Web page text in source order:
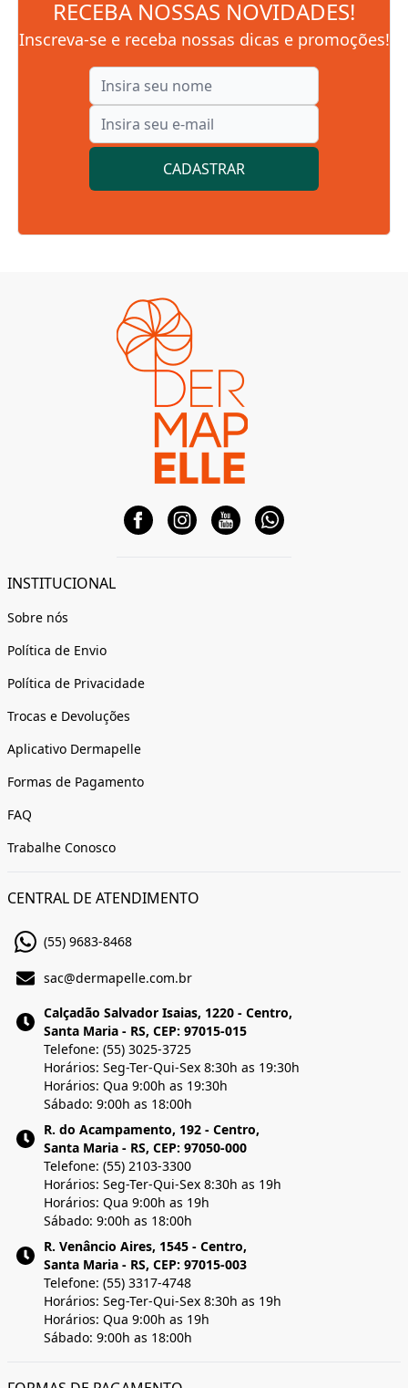
RECEBA NOSSAS NOVIDADES!
Inscreva-se e receba nossas dicas e promoções!
CADASTRAR
INSTITUCIONAL
Sobre nós
Política de Envio
Política de Privacidade
Trocas e Devoluções
Aplicativo Dermapelle
Formas de Pagamento
FAQ
Trabalhe Conosco
CENTRAL DE ATENDIMENTO
(55) 9683-8468
sac@dermapelle.com.br
Calçadão Salvador Isaias, 1220 - Centro,
Santa Maria - RS, CEP: 97015-015
Telefone: (55) 3025-3725
Horários: Seg-Ter-Qui-Sex 8:30h as 19:30h
Horários: Qua 9:00h as 19:30h
Sábado: 9:00h as 18:00h
R. do Acampamento, 192 - Centro,
Santa Maria - RS, CEP: 97050-000
Telefone: (55) 2103-3300
Horários: Seg-Ter-Qui-Sex 8:30h as 19h
Horários: Qua 9:00h as 19h
Sábado: 9:00h as 18:00h
R. Venâncio Aires, 1545 - Centro,
Santa Maria - RS, CEP: 97015-003
Telefone: (55) 3317-4748
Horários: Seg-Ter-Qui-Sex 8:30h as 19h
Horários: Qua 9:00h as 19h
Sábado: 9:00h as 18:00h